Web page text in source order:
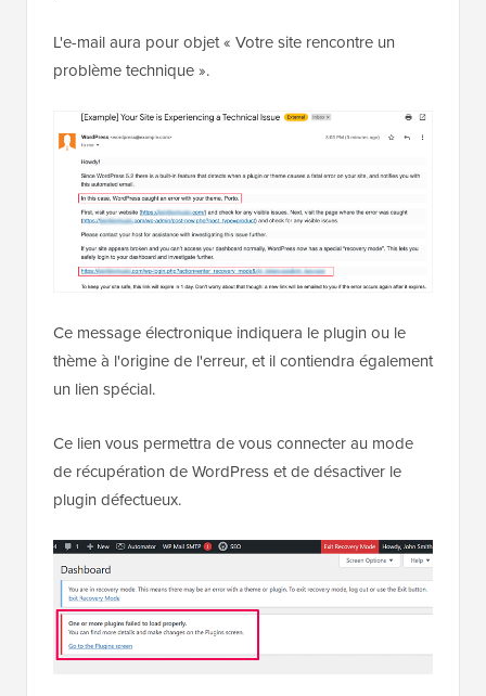
L'e-mail aura pour objet « Votre site rencontre un
problème technique ».
Ce message électronique indiquera le plugin ou le
thème à l'origine de l'erreur, et il contiendra également
un lien spécial.
Ce lien vous permettra de vous connecter au mode
de récupération de WordPress et de désactiver le
plugin défectueux.